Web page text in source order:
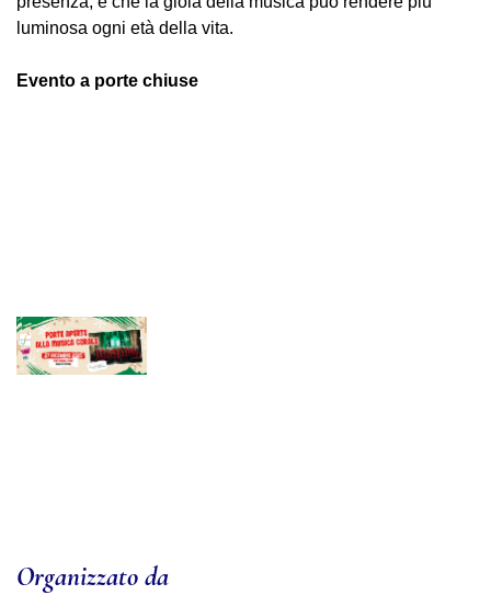
luminosa ogni età della vita.
Evento a porte chiuse
Organizzato da